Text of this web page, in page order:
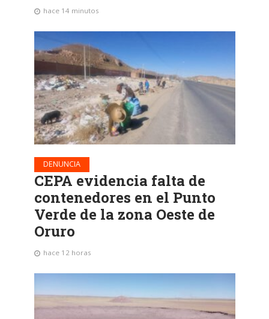
hace 14 minutos
DENUNCIA
CEPA evidencia falta de
contenedores en el Punto
Verde de la zona Oeste de
Oruro
hace 12 horas